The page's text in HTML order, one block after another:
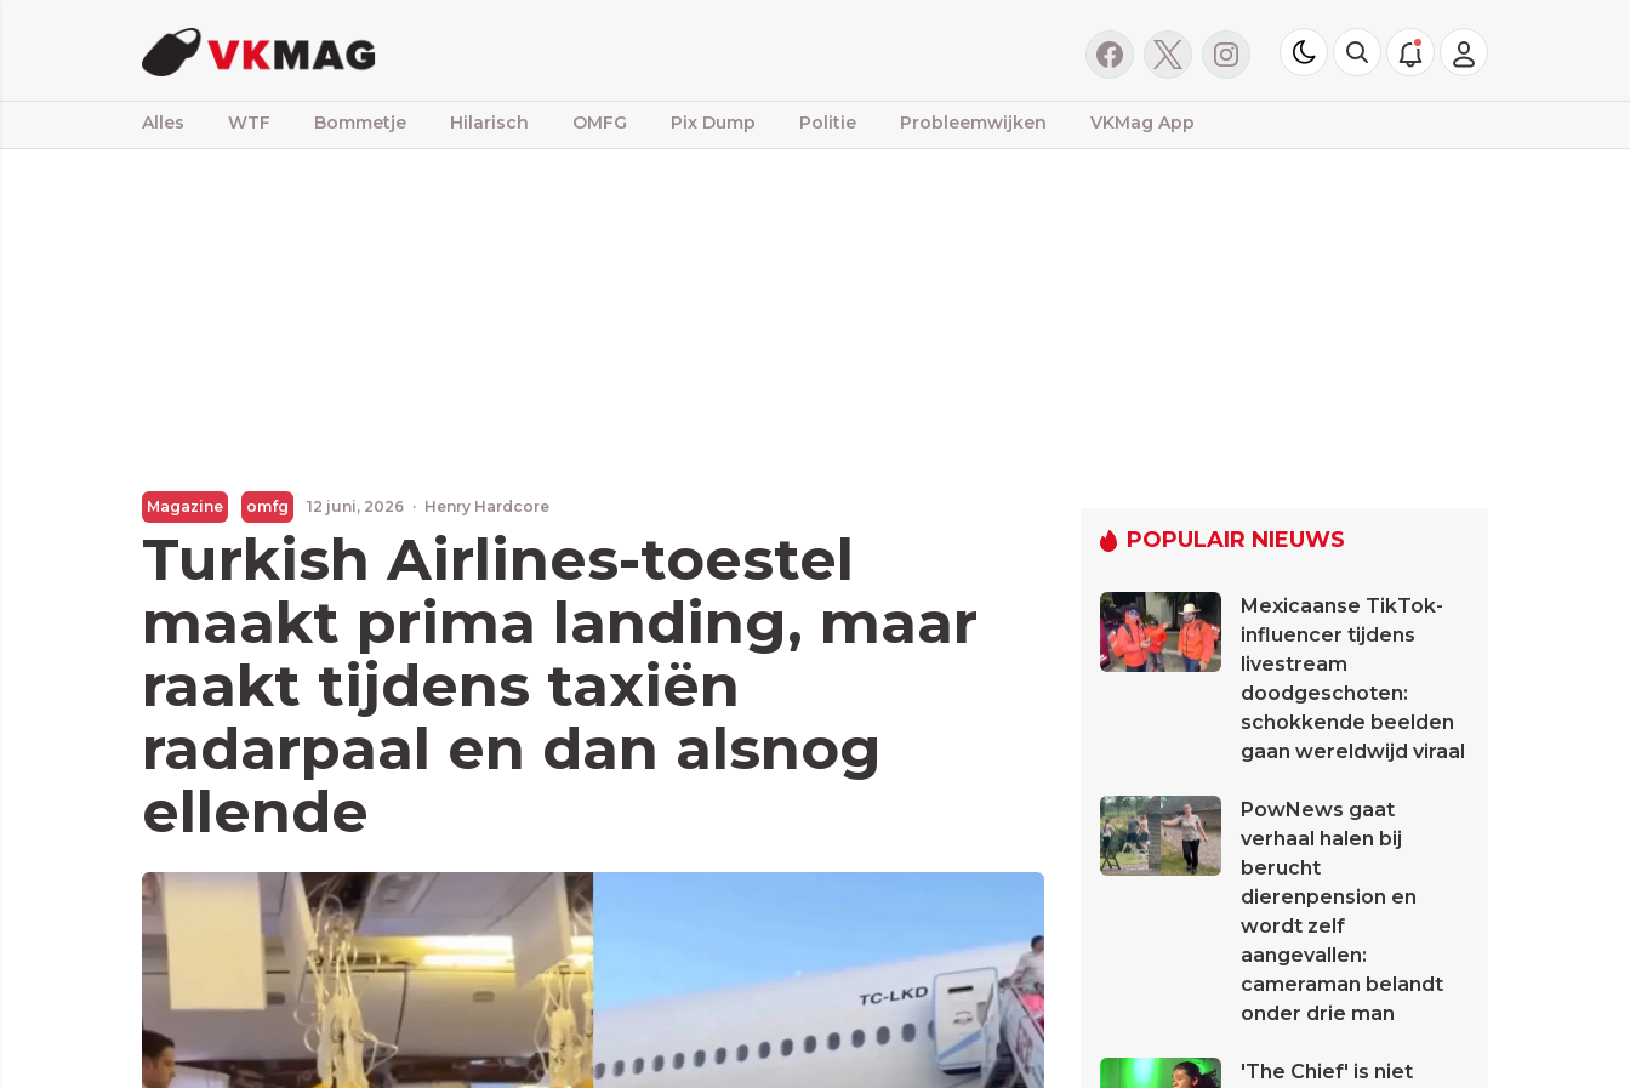
Alles WTF Bommetje Hilarisch OMFG Pix Dump Politie Probleemwijken VKMag App
Magazine omfg 12 juni, 2026 · Henry Hardcore
Turkish Airlines-toestel
maakt prima landing, maar
raakt tijdens taxiën
radarpaal en dan alsnog
ellende
POPULAIR NIEUWS
Mexicaanse TikTok-
influencer tijdens
livestream
doodgeschoten:
schokkende beelden
gaan wereldwijd viraal
PowNews gaat
verhaal halen bij
berucht
dierenpension en
wordt zelf
aangevallen:
cameraman belandt
onder drie man
'The Chief' is niet